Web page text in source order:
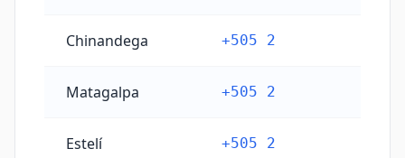
Chinandega +505 2
Matagalpa +505 2
Estelí +505 2